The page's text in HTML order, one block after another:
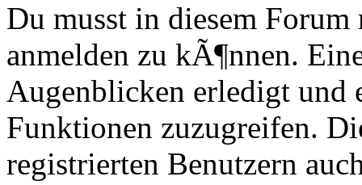
Du musst in diesem
anmelden zu kÃ¶nnen.
Augenblicken erledigt und
Funktionen zuzugreifen.
registrierten Benutzern